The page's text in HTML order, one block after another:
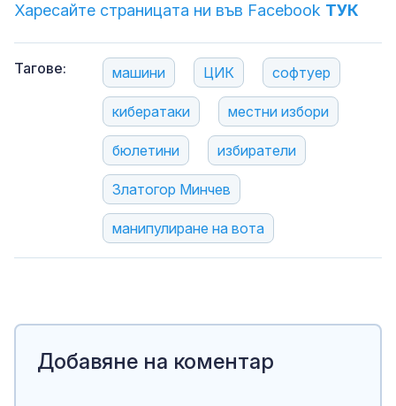
Харесайте страницата ни във Facebook ТУК
Тагове: машини ЦИК софтуер
кибератаки местни избори
бюлетини избиратели
Златогор Минчев
манипулиране на вота
Добавяне на коментар